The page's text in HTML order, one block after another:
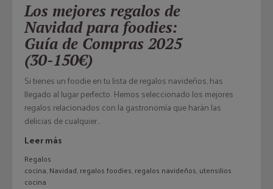
Los mejores regalos de
Navidad para foodies:
Guía de Compras 2025
(30-150€)
Si tienes un foodie en tu lista de regalos navideños, has
llegado al lugar perfecto. Hemos seleccionado los mejores
regalos relacionados con la gastronomía que harán las
delicias de cualquier...
Leer más
Regalos
cocina,Navidad,regalos foodies,regalos navideños,utensilios
cocina